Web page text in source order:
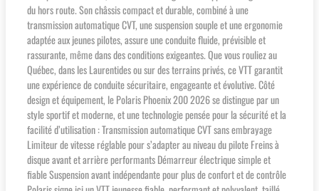
du hors route. Son châssis compact et durable, combiné à une
transmission automatique CVT, une suspension souple et une ergonomie
adaptée aux jeunes pilotes, assure une conduite fluide, prévisible et
rassurante, même dans des conditions exigeantes. Que vous rouliez au
Québec, dans les Laurentides ou sur des terrains privés, ce VTT garantit
une expérience de conduite sécuritaire, engageante et évolutive. Côté
design et équipement, le Polaris Phoenix 200 2026 se distingue par un
style sportif et moderne, et une technologie pensée pour la sécurité et la
facilité d’utilisation : Transmission automatique CVT sans embrayage
Limiteur de vitesse réglable pour s’adapter au niveau du pilote Freins à
disque avant et arrière performants Démarreur électrique simple et
fiable Suspension avant indépendante pour plus de confort et de contrôle